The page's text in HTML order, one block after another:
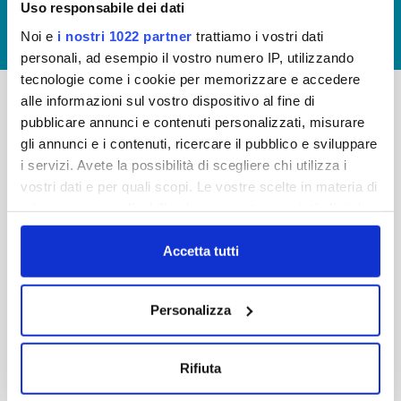
Uso responsabile dei dati
Noi e i nostri 1022 partner trattiamo i vostri dati
personali, ad esempio il vostro numero IP, utilizzando
tecnologie come i cookie per memorizzare e accedere
alle informazioni sul vostro dispositivo al fine di
pubblicare annunci e contenuti personalizzati, misurare
gli annunci e i contenuti, ricercare il pubblico e sviluppare
i servizi. Avete la possibilità di scegliere chi utilizza i
vostri dati e per quali scopi. Le vostre scelte in materia di
in cui avete effettuato le vostre scelte. È possibile
modificare o revocare il proprio consenso in qualsiasi
momento dalla Dichiarazione sui cookie o facendo clic
Con il tuo consenso, vorremmo anche:
raccogliere informazioni sulla tua posizione
Accetta tutti
Personalizza
Rifiuta
LAVORA CON NOI
Publiacqua S.p.A
Via Villamagna 90/c -
50126 Fi
Tel. +39 055688903
Reg Imprese Firenze
-
FAQ
PRIVACY POLICY
COOKIE
WHISTLEBLOWING
CREDITS